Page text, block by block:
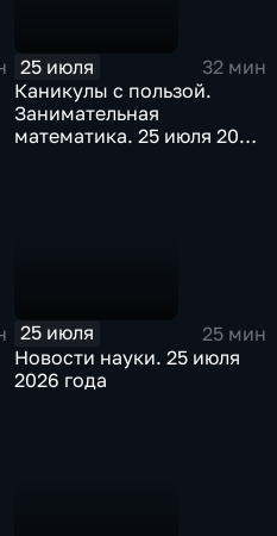
25 июля
32 мин
Каникулы с пользой.
Занимательная
математика. 25 июля 2026
25 июля
25 мин
Новости науки. 25 июля
2026 года